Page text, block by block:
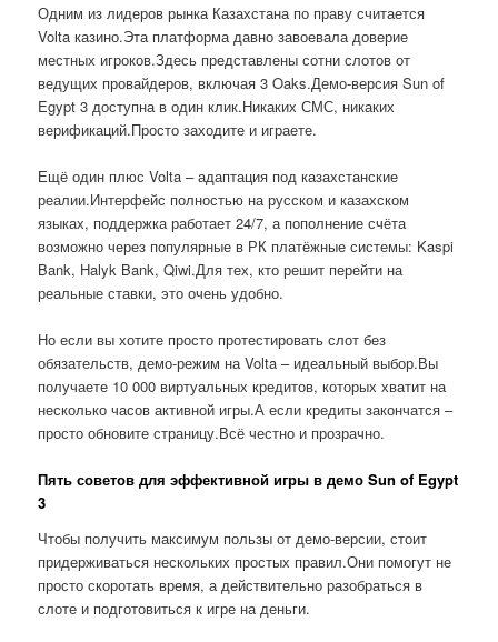
Одним из лидеров рынка Казахстана по праву считается
Volta казино.Эта платформа давно завоевала доверие
местных игроков.Здесь представлены сотни слотов от
ведущих провайдеров, включая 3 Oaks.Демо-версия Sun of
Egypt 3 доступна в один клик.Никаких СМС, никаких
верификаций.Просто заходите и играете.
Ещё один плюс Volta – адаптация под казахстанские
реалии.Интерфейс полностью на русском и казахском
языках, поддержка работает 24/7, а пополнение счёта
возможно через популярные в РК платёжные системы: Kaspi
Bank, Halyk Bank, Qiwi.Для тех, кто решит перейти на
реальные ставки, это очень удобно.
Но если вы хотите просто протестировать слот без
обязательств, демо-режим на Volta – идеальный выбор.Вы
получаете 10 000 виртуальных кредитов, которых хватит на
несколько часов активной игры.А если кредиты закончатся –
просто обновите страницу.Всё честно и прозрачно.
Пять советов для эффективной игры в демо Sun of Egypt
3
Чтобы получить максимум пользы от демо-версии, стоит
придерживаться нескольких простых правил.Они помогут не
просто скоротать время, а действительно разобраться в
слоте и подготовиться к игре на деньги.